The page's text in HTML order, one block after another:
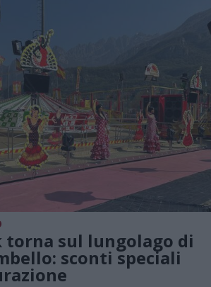
torna sul lungolago di
sconti speciali